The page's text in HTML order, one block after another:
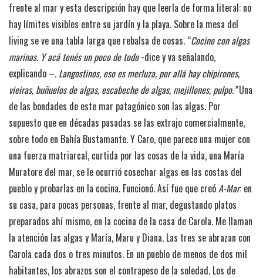
frente al mar y esta descripción hay que leerla de forma literal: no
hay límites visibles entre su jardín y la playa. Sobre la mesa del
living se ve una tabla larga que rebalsa de cosas. “Cocino con algas
marinas. Y acá tenés un poco de todo-dice y va señalando,
explicando –. Langostinos, eso es merluza, por allá hay chipirones,
vieiras, buñuelos de algas, escabeche de algas, mejillones, pulpo.”Una
de las bondades de este mar patagónico son las algas. Por
supuesto que en décadas pasadas se las extrajo comercialmente,
sobre todo en Bahía Bustamante. Y Caro, que parece una mujer con
una fuerza matriarcal, curtida por las cosas de la vida, una María
Muratore del mar, se le ocurrió cosechar algas en las costas del
pueblo y probarlas en la cocina. Funcionó. Así fue que creóA-Mar: en
su casa, para pocas personas, frente al mar, degustando platos
preparados ahí mismo, en la cocina de la casa de Carola. Me llaman
la atención las algas y María, Maru y Diana. Las tres se abrazan con
Carola cada dos o tres minutos. En un pueblo de menos de dos mil
habitantes, los abrazos son el contrapeso de la soledad. Los de